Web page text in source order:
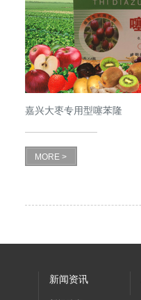
嘉兴大枣专用型噻苯隆
MORE >
新闻资讯